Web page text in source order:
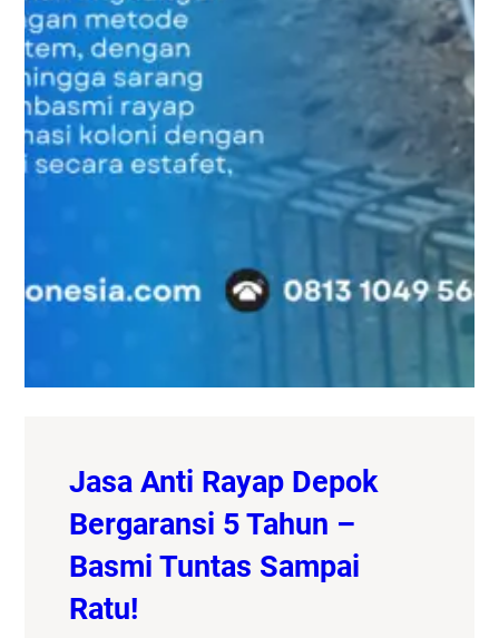
Jasa Anti Rayap Depok
Bergaransi 5 Tahun –
Basmi Tuntas Sampai
Ratu!